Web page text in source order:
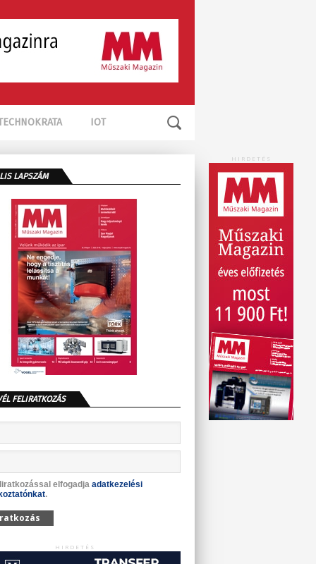
IOT
HIRDETÉS
LAPSZÁM
FELIRATKOZÁS
elfogadja adatkezelési
.
HIRDETÉS